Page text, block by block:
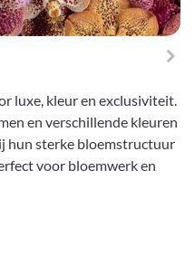
luxe, kleur en exclusiviteit.
en verschillende kleuren
hun sterke bloemstructuur
voor bloemwerk en